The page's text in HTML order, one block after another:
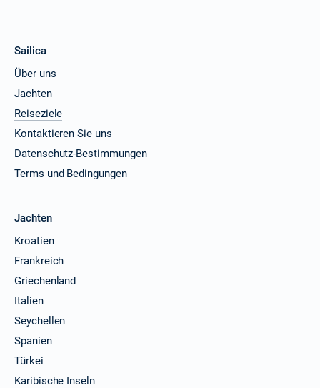
Sailica
Über uns
Jachten
Reiseziele
Kontaktieren Sie uns
Datenschutz-Bestimmungen
Terms und Bedingungen
Jachten
Kroatien
Frankreich
Griechenland
Italien
Seychellen
Spanien
Türkei
Karibische Inseln